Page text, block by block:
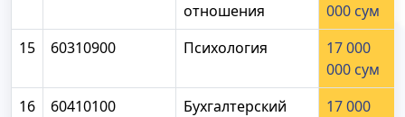
отношения
000 сум
15
60310900 Психология
17 000
000 сум
16
60410100
Бухгалтерский
17 000